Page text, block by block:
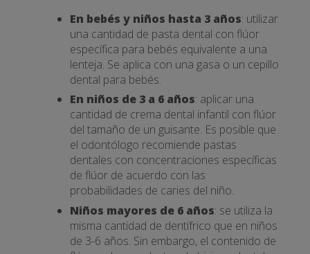
En bebés y niños hasta 3 años: utilizar
una cantidad de pasta dental con flúor
específica para bebés equivalente a una
lenteja. Se aplica con una gasa o un cepillo
dental para bebés.
En niños de 3 a 6 años: aplicar una
cantidad de crema dental infantil con flúor
del tamaño de un guisante. Es posible que
el odontólogo recomiende pastas
dentales con concentraciones específicas
de flúor de acuerdo con las
probabilidades de caries del niño.
Niños mayores de 6 años: se utiliza la
misma cantidad de dentífrico que en niños
de 3-6 años. Sin embargo, el contenido de